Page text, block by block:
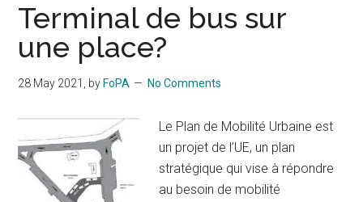
Terminal de bus sur
une place?
28 May 2021 , by FoPA No Comments
Le Plan de Mobilité Urbaine est
un projet de l’UE, un plan
stratégique qui vise à répondre
au besoin de mobilité